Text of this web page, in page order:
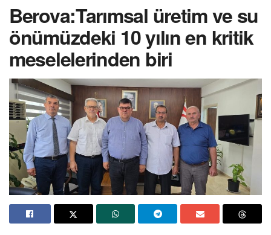
Berova:Tarımsal üretim ve su
önümüzdeki 10 yılın en kritik
meselelerinden biri